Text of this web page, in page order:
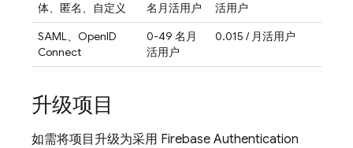
体、匿名、自定义
名月活用户
活用户
SAML、OpenID
Connect
0-49 名月
活用户
0.015 / 月活用户
升级项目
如需将项目升级为采用 Firebase Authentication